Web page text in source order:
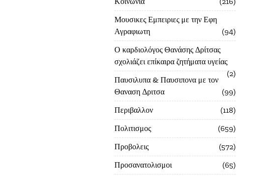
Μουσικες Εμπειριες με την Εφη
Αγραφιωτη
94
Ο καρδιολόγος Θανάσης Δρίτσας
σχολιάζει επίκαιρα ζητήματα υγείας
2
Παυσιλυπα & Παυσιπονα με τον
Θαναση Δριτσα
99
Περιβαλλον
118
Πολιτισμος
659
Προβολεις
572
Προσανατολισμοι
65